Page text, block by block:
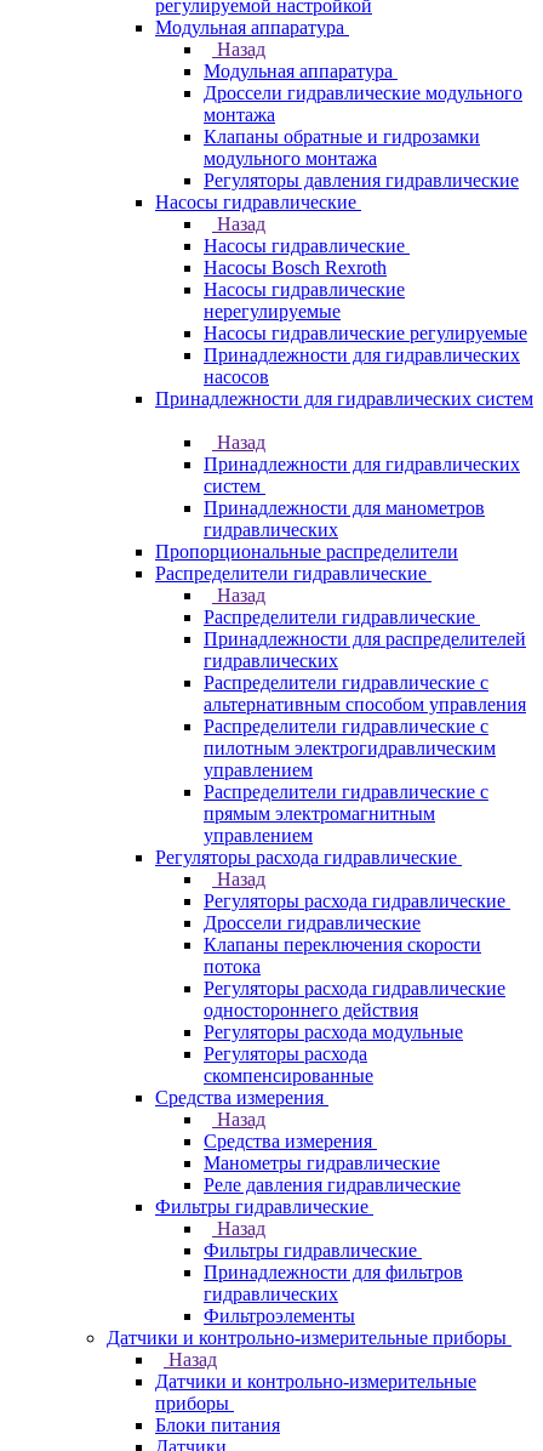
регулируемой настройкой
Модульная аппаратура
Назад
Модульная аппаратура
Дроссели гидравлические модульного
монтажа
Клапаны обратные и гидрозамки
модульного монтажа
Регуляторы давления гидравлические
Насосы гидравлические
Назад
Насосы гидравлические
Насосы Bosch Rexroth
Насосы гидравлические
нерегулируемые
Насосы гидравлические регулируемые
Принадлежности для гидравлических
насосов
Принадлежности для гидравлических систем
Назад
Принадлежности для гидравлических
систем
Принадлежности для манометров
гидравлических
Пропорциональные распределители
Распределители гидравлические
Назад
Распределители гидравлические
Принадлежности для распределителей
гидравлических
Распределители гидравлические с
альтернативным способом управления
Распределители гидравлические с
пилотным электрогидравлическим
управлением
Распределители гидравлические с
прямым электромагнитным
управлением
Регуляторы расхода гидравлические
Назад
Регуляторы расхода гидравлические
Дроссели гидравлические
Клапаны переключения скорости
потока
Регуляторы расхода гидравлические
одностороннего действия
Регуляторы расхода модульные
Регуляторы расхода
скомпенсированные
Средства измерения
Назад
Средства измерения
Манометры гидравлические
Реле давления гидравлические
Фильтры гидравлические
Назад
Фильтры гидравлические
Принадлежности для фильтров
гидравлических
Фильтроэлементы
Датчики и контрольно-измерительные приборы
Назад
Датчики и контрольно-измерительные
приборы
Блоки питания